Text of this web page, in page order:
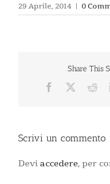
29 Aprile, 2014 | 0
Share This
Facebook
Scrivi un commento
Devi accedere, per